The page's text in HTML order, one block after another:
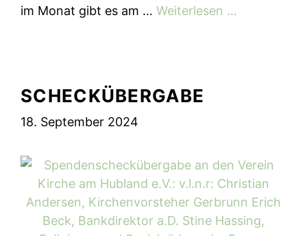
im Monat gibt es am … Weiterlesen …
SCHECKÜBERGABE
18. September 2024